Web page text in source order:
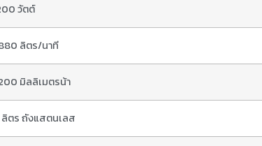
วัตต์
ลิตร/นาที
มิลลิเมตรน้า
ลิตร ถังแสตนเลส